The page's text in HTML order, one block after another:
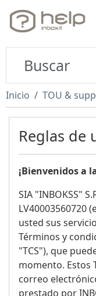
Inicio TOU &
Reglas de
¡Bienvenidos a
SIA "INBOKSS"
LV40003560720
usted sus
Términos y
"TCS"), que
momento. Estos
correo
prestado por